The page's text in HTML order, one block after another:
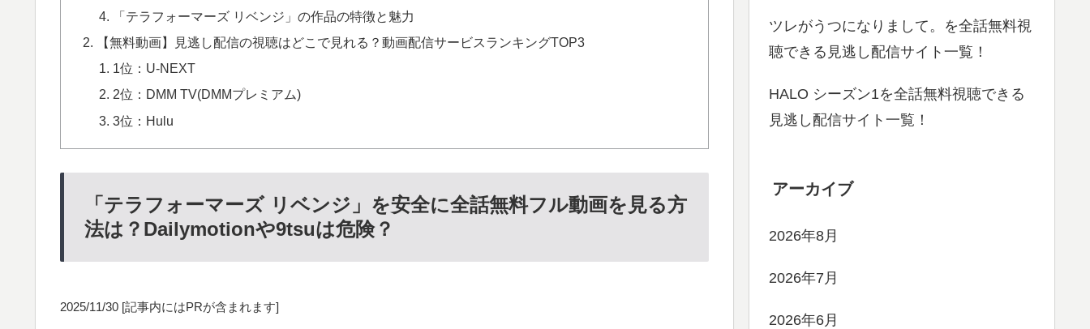
「テラフォーマーズ リベンジ」の作品の特徴と魅力
【無料動画】見逃し配信の視聴はどこで見れる？動画配信サービスランキングTOP3
1位：U-NEXT
2位：DMM TV(DMMプレミアム)
3位：Hulu
「テラフォーマーズ リベンジ」を安全に全話無料フル動画を見る方
法は？Dailymotionや9tsuは危険？
2025/11/30 [記事内にはPRが含まれます]
ツレがうつになりまして。を全話無料視
聴できる見逃し配信サイト一覧！
HALO シーズン1を全話無料視聴できる
見逃し配信サイト一覧！
アーカイブ
2026年8月
2026年7月
2026年6月